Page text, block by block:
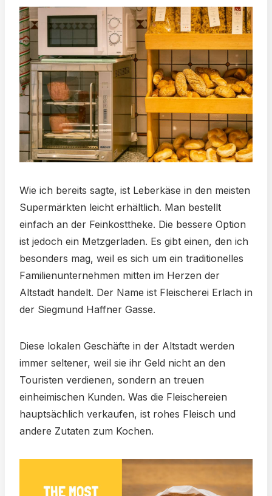
Wie ich bereits sagte, ist Leberkäse in den meisten
Supermärkten leicht erhältlich. Man bestellt
einfach an der Feinkosttheke. Die bessere Option
ist jedoch ein Metzgerladen. Es gibt einen, den ich
besonders mag, weil es sich um ein traditionelles
Familienunternehmen mitten im Herzen der
Altstadt handelt. Der Name ist Fleischerei Erlach in
der Siegmund Haffner Gasse.
Diese lokalen Geschäfte in der Altstadt werden
immer seltener, weil sie ihr Geld nicht an den
Touristen verdienen, sondern an treuen
einheimischen Kunden. Was die Fleischereien
hauptsächlich verkaufen, ist rohes Fleisch und
andere Zutaten zum Kochen.